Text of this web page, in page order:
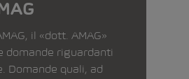
il «dott. AMAG»
domande riguardanti
Domande quali, ad